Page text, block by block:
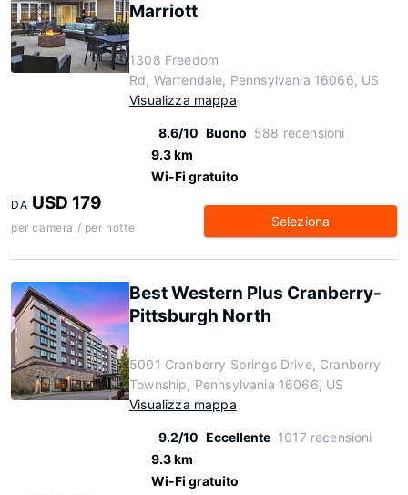
Marriott
1308 Freedom
Rd, Warrendale, Pennsylvania 16066, US
Visualizza mappa
8.6/10 Buono 588 recensioni
9.3 km
Wi-Fi gratuito
DA USD 179
per camera / per notte Seleziona
Best Western Plus Cranberry-
Pittsburgh North
5001 Cranberry Springs Drive, Cranberry
Township, Pennsylvania 16066, US
Visualizza mappa
9.2/10 Eccellente 1017 recensioni
9.3 km
Wi-Fi gratuito